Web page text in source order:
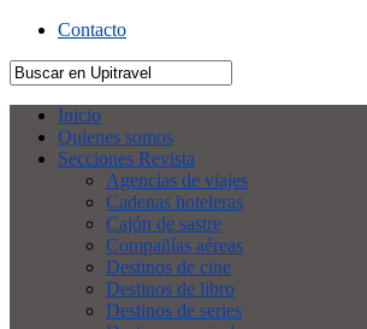
Contacto
Inicio
Quienes somos
Secciones Revista
Agencias de viajes
Cadenas hoteleras
Cajón de sastre
Compañías aéreas
Destinos de cine
Destinos de libro
Destinos de series